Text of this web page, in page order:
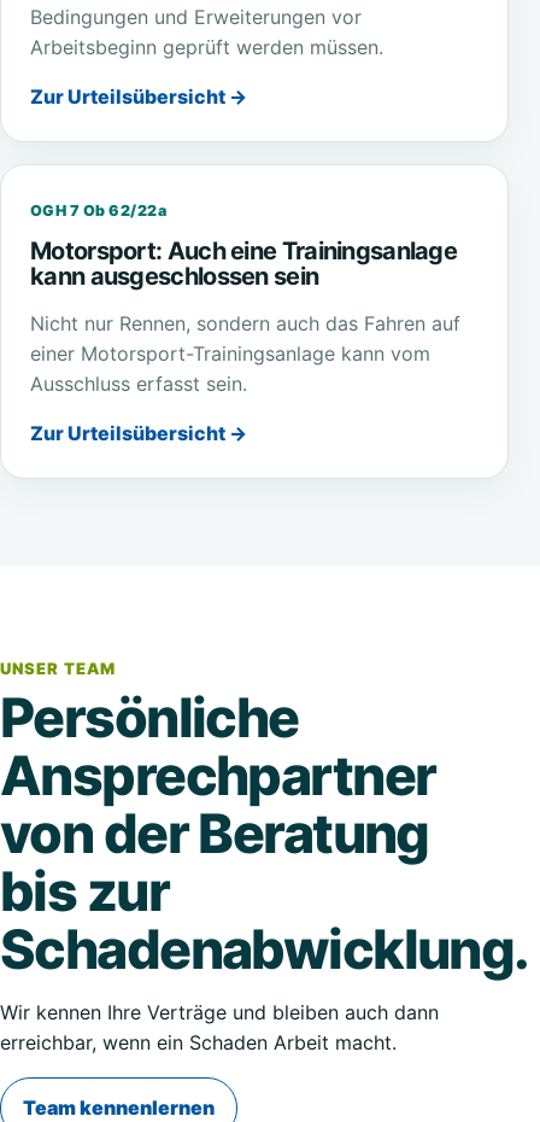
Bedingungen und Erweiterungen vor
Arbeitsbeginn geprüft werden müssen.
Zur Urteilsübersicht →
OGH 7 Ob 62/22a
Motorsport: Auch eine Trainingsanlage
kann ausgeschlossen sein
Nicht nur Rennen, sondern auch das Fahren auf
einer Motorsport-Trainingsanlage kann vom
Ausschluss erfasst sein.
Zur Urteilsübersicht →
UNSER TEAM
Persönliche
Ansprechpartner
von der Beratung
bis zur
Schadenabwicklung.
Wir kennen Ihre Verträge und bleiben auch dann
erreichbar, wenn ein Schaden Arbeit macht.
Team kennenlernen